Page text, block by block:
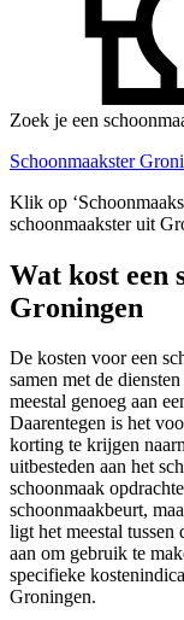
Zoek je een
Schoonmaakster
Klik op
schoonmaakster uit
Wat kost een
Groningen
De kosten voor een
samen met de
meestal genoeg aan
Daarentegen is het
korting te krijgen
uitbesteden aan het
schoonmaak
schoonmaakbeurt,
ligt het meestal
aan om gebruik te
specifieke
Groningen.